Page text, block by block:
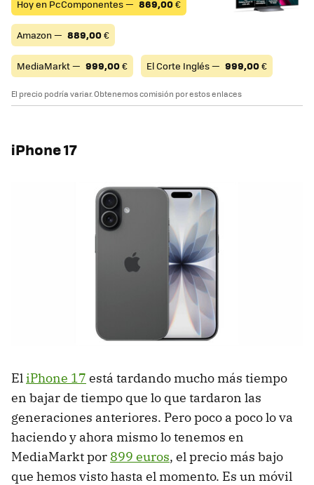
Hoy en PcComponentes — 869,00€
Amazon — 889,00€
MediaMarkt — 999,00€ El Corte Inglés — 999,00€
El precio podría variar. Obtenemos comisión por estos enlaces
iPhone 17
EliPhone 17 está tardando mucho más tiempo
en bajar de tiempo que lo que tardaron las
generaciones anteriores. Pero poco a poco lo va
haciendo y ahora mismo lo tenemos en
MediaMarkt por 899 euros, el precio más bajo
que hemos visto hasta el momento. Es un móvil